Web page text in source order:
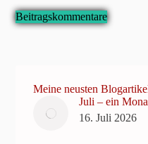
Beitragskommentare
Meine neusten
Juli – ein
16. Juli 2026